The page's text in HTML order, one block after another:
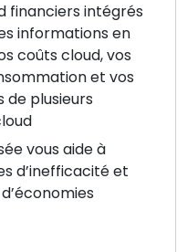
financiers intégrés
informations en
coûts cloud, vos
et vos
de plusieurs
vous aide à
d’inefficacité et